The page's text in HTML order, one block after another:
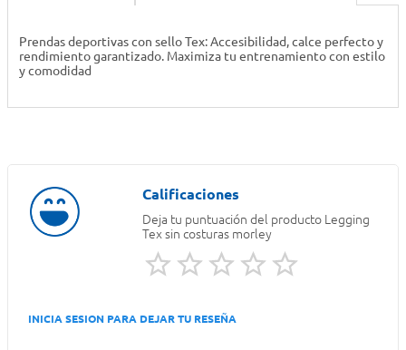
Prendas deportivas con sello Tex: Accesibilidad, calce perfecto y
rendimiento garantizado. Maximiza tu entrenamiento con estilo
y comodidad
Deja tu puntuación del producto Legging
Tex sin costuras morley
INICIA SESION PARA DEJAR TU RESEÑA